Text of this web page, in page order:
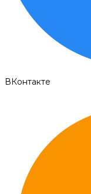
ВКонтакте